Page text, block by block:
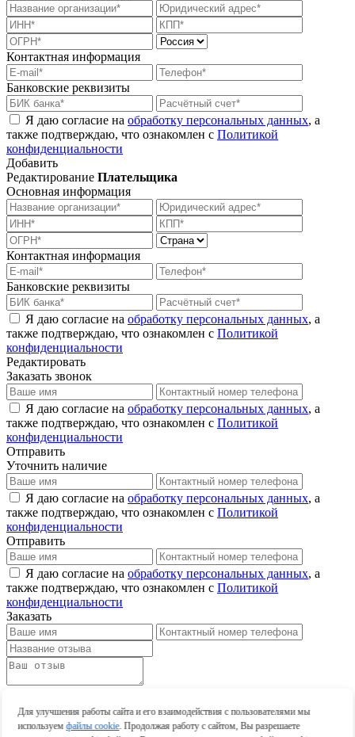
Контактная информация
Банковские реквизиты
Я даю согласие на обработку персональных данных, а
также подтверждаю, что ознакомлен с Политикой
конфиденциальности
Добавить
Редактирование Плательщика
Основная информация
Контактная информация
Банковские реквизиты
Я даю согласие на обработку персональных данных, а
также подтверждаю, что ознакомлен с Политикой
конфиденциальности
Редактировать
Заказать звонок
Я даю согласие на обработку персональных данных, а
также подтверждаю, что ознакомлен с Политикой
конфиденциальности
Отправить
Уточнить наличие
Я даю согласие на обработку персональных данных, а
также подтверждаю, что ознакомлен с Политикой
конфиденциальности
Отправить
Я даю согласие на обработку персональных данных, а
также подтверждаю, что ознакомлен с Политикой
конфиденциальности
Заказать
Оставить отзыв
Для улучшения работы сайта и его взаимодействия с пользователями мы
используемфайлы cookie. Продолжая работу с сайтом, Вы разрешаете